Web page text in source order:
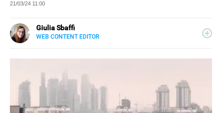
21/03/24 11:00
Giulia Sbaffi
WEB CONTENT EDITOR
LINKEDIN
tanto tempo alla lettura (meglio se su carta).